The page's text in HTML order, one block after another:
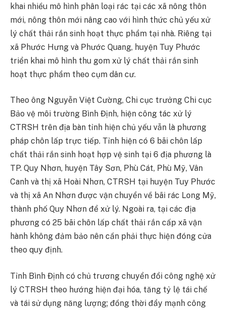
khai nhiều mô hình phân loại rác tại các xã nông thôn
mới, nông thôn mới nâng cao với hình thức chủ yếu xử
lý chất thải rắn sinh hoạt thực phẩm tại nhà. Riêng tại
xã Phước Hưng và Phước Quang, huyện Tuy Phước
triển khai mô hình thu gom xử lý chất thải rắn sinh
hoạt thực phẩm theo cụm dân cư.
Theo ông Nguyễn Việt Cường, Chi cục trưởng Chi cục
Bảo vệ môi trường Bình Định, hiện công tác xử lý
CTRSH trên địa bàn tỉnh hiện chủ yếu vẫn là phương
pháp chôn lấp trực tiếp. Tỉnh hiện có 6 bãi chôn lấp
chất thải rắn sinh hoạt hợp vệ sinh tại 6 địa phương là
TP. Quy Nhơn, huyện Tây Sơn, Phù Cát, Phù Mỹ, Vân
Canh và thị xã Hoài Nhơn, CTRSH tại huyện Tuy Phước
và thị xã An Nhơn được vận chuyển về bãi rác Long Mỹ,
thành phố Quy Nhơn để xử lý. Ngoài ra, tại các địa
phương có 25 bãi chôn lấp chất thải rắn cấp xã vận
hành không đảm bảo nên cần phải thực hiện đóng cửa
theo quy định.
Tỉnh Bình Định có chủ trương chuyển đổi công nghệ xử
lý CTRSH theo hướng hiện đại hóa, tăng tỷ lệ tái chế
và tái sử dụng năng lượng; đồng thời đẩy mạnh công